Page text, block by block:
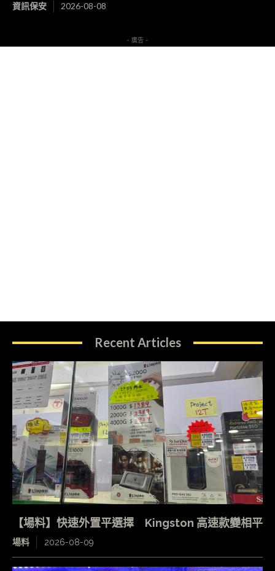
資訊保安 2026-08-08
- 廣告 -
Recent Articles
【場料】快速外置平選擇 Kingston 高速款變相平
場料 2026-08-09